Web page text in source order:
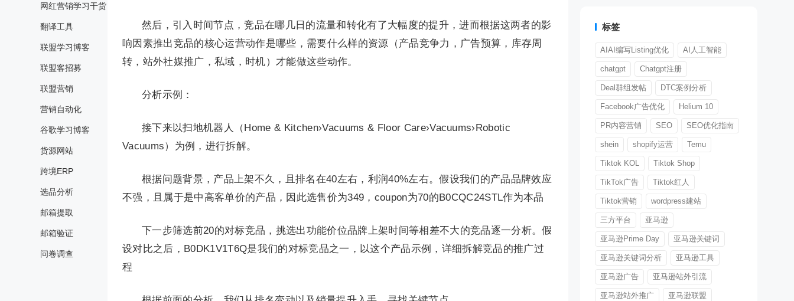
网红营销学习干货
翻译工具
联盟学习博客
联盟客招募
联盟营销
营销自动化
谷歌学习博客
货源网站
跨境ERP
选品分析
邮箱提取
邮箱验证
问卷调查
然后，引入时间节点，竞品在哪几日的流量和转化有了大幅度的提升，进而根据这两者的影
响因素推出竞品的核心运营动作是哪些，需要什么样的资源（产品竞争力，广告预算，库存周
转，站外社媒推广，私域，时机）才能做这些动作。
分析示例：
接下来以扫地机器人（Home & Kitchen›Vacuums & Floor Care›Vacuums›Robotic
Vacuums）为例，进行拆解。
根据问题背景，产品上架不久，且排名在40左右，利润40%左右。假设我们的产品品牌效应
不强，且属于是中高客单价的产品，因此选售价为349，coupon为70的B0CQC24STL作为本品
下一步筛选前20的对标竞品，挑选出功能价位品牌上架时间等相差不大的竞品逐一分析。假
设对比之后，B0DK1V1T6Q是我们的对标竞品之一，以这个产品示例，详细拆解竞品的推广过
程
标签
AIAI编写Listing优化 AI人工智能
chatgpt Chatgpt注册
Deal群组发帖 DTC案例分析
Facebook广告优化 Helium 10
PR内容营销 SEO SEO优化指南
shein shopify运营 Temu
Tiktok KOL Tiktok Shop
TikTok广告 Tiktok红人
Tiktok营销 wordpress建站
三方平台 亚马逊
亚马逊Prime Day 亚马逊关键词
亚马逊关键词分析 亚马逊工具
亚马逊广告 亚马逊站外引流
亚马逊站外推广 亚马逊联盟